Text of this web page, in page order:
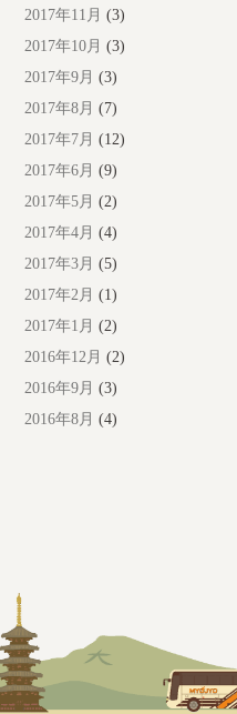
2017年11月 (3)
2017年10月 (3)
2017年9月 (3)
2017年8月 (7)
2017年7月 (12)
2017年6月 (9)
2017年5月 (2)
2017年4月 (4)
2017年3月 (5)
2017年2月 (1)
2017年1月 (2)
2016年12月 (2)
2016年9月 (3)
2016年8月 (4)